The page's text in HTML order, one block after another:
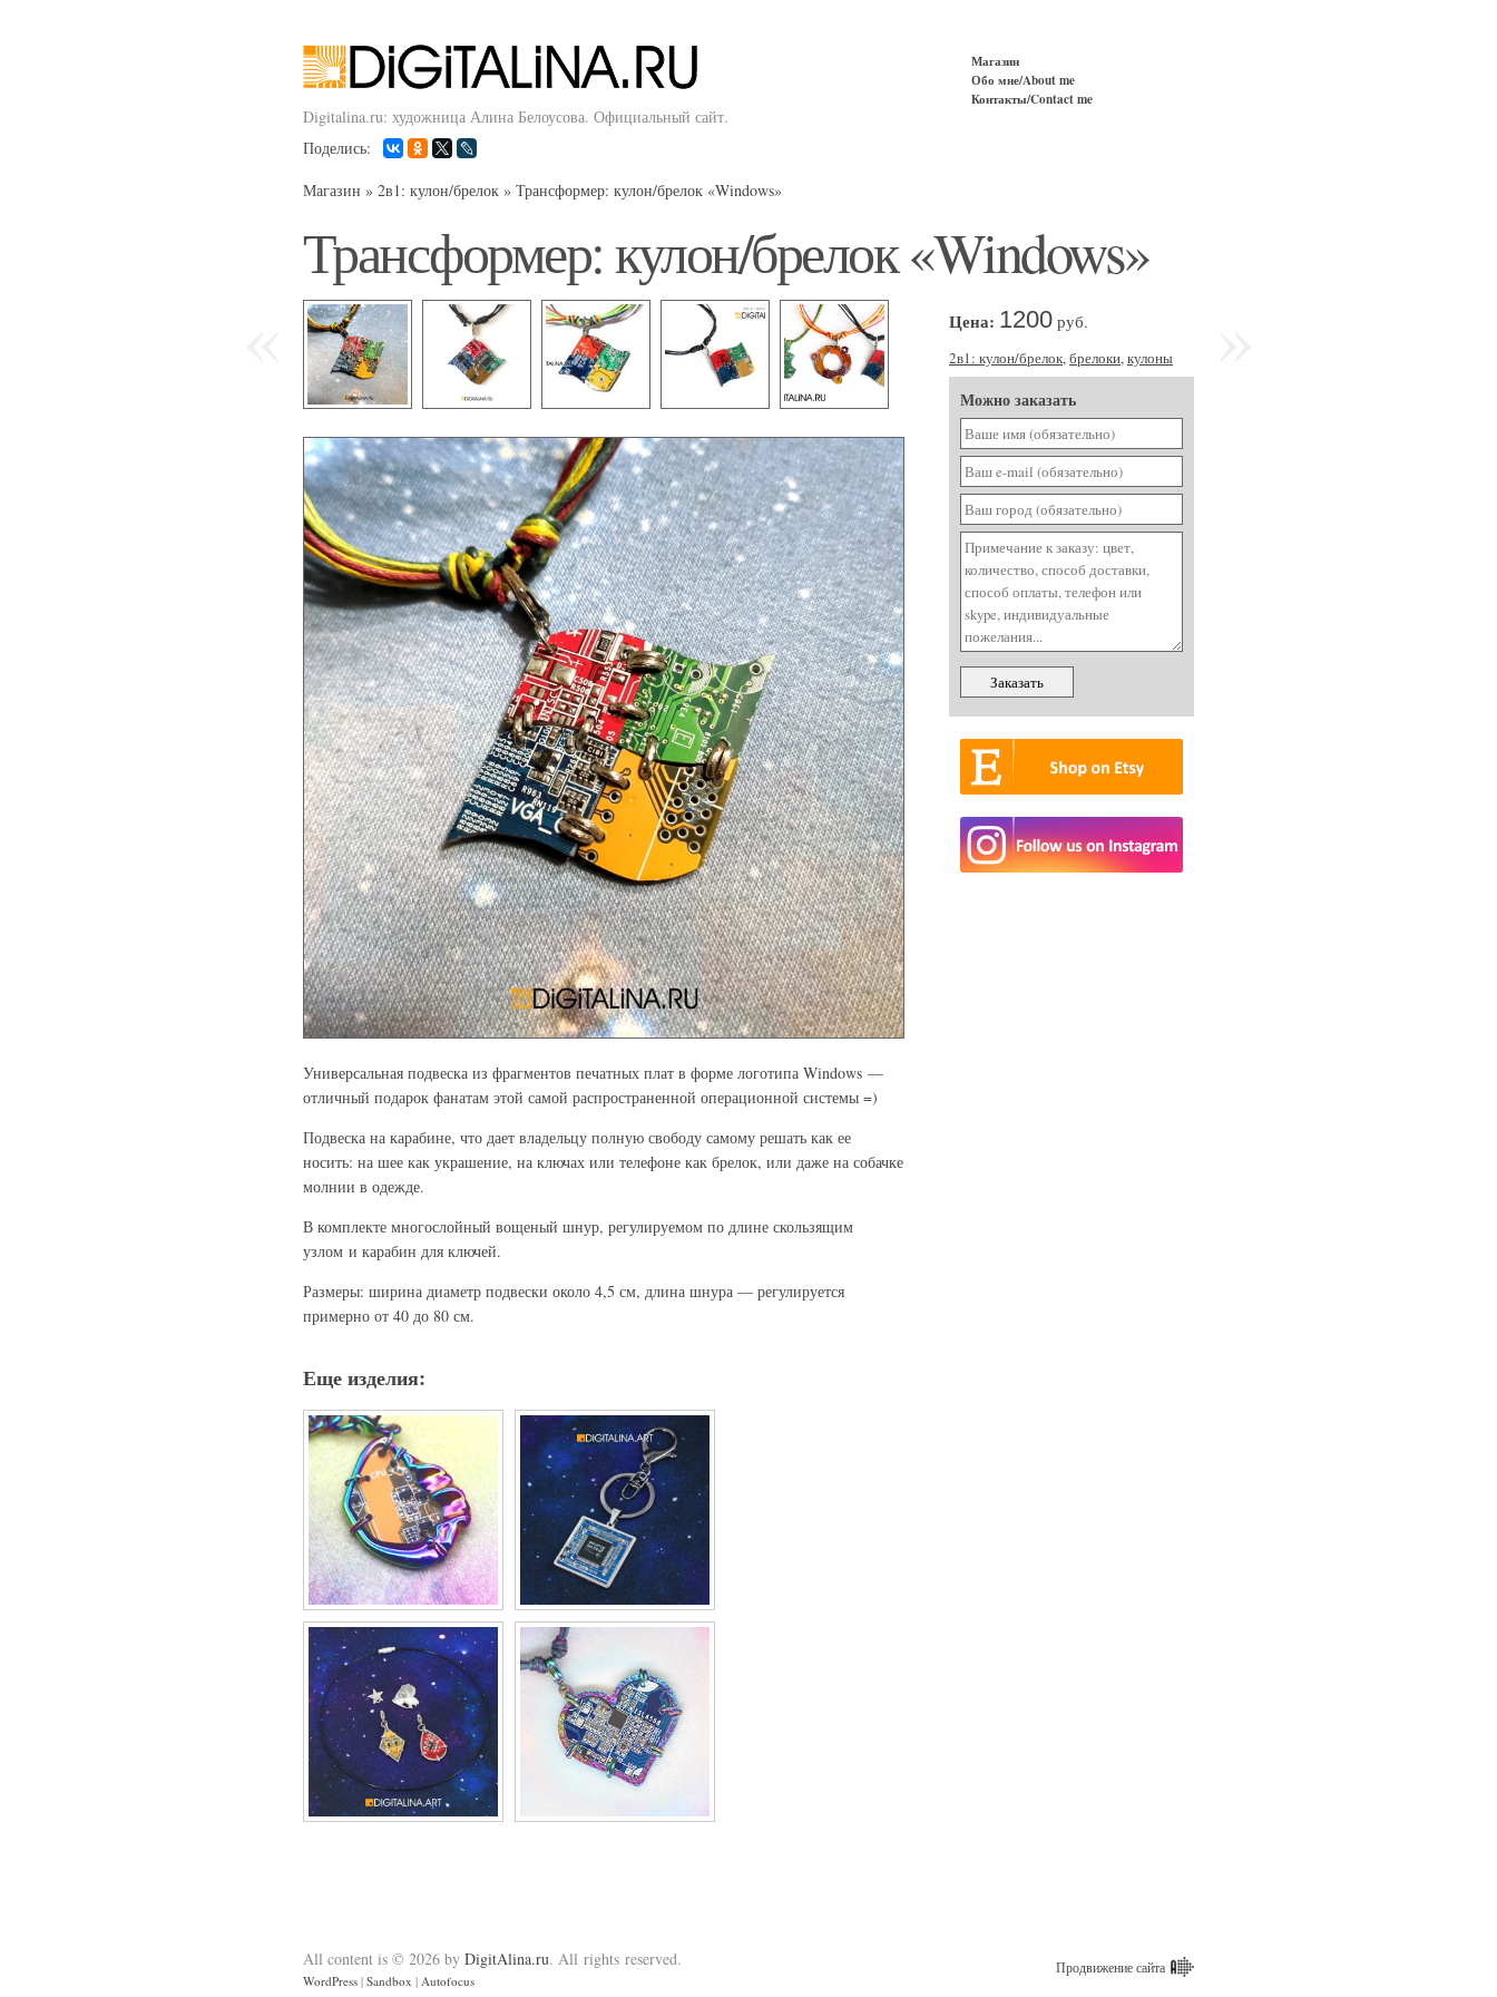
Digitalina.ru: художница Алина Белоусова. Официальный сайт.
Поделись:
Магазин
Обо мне/About me
Контакты/Contact me
Магазин » 2в1: кулон/брелок » Трансформер: кулон/брелок «Windows»
Трансформер: кулон/брелок «Windows»
Универсальная подвеска из фрагментов печатных плат в форме логотипа Windows —
отличный подарок фанатам этой самой распространенной операционной системы =)
Подвеска на карабине, что дает владельцу полную свободу самому решать как ее
носить: на шее как украшение, на ключах или телефоне как брелок, или даже на собачке
молнии в одежде.
В комплекте многослойный вощеный шнур, регулируемом по длине скользящим
узлом и карабин для ключей.
Размеры: ширина диаметр подвески около 4,5 см, длина шнура — регулируется
примерно от 40 до 80 см.
Еще изделия:
Цена: 1200 руб.
2в1: кулон/брелок, брелоки, кулоны
Можно заказать
Продвижение сайта
All content is © 2026 by DigitAlina.ru. All rights reserved.
WordPress | Sandbox | Autofocus